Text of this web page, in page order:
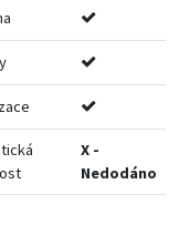
X -
Nedodáno